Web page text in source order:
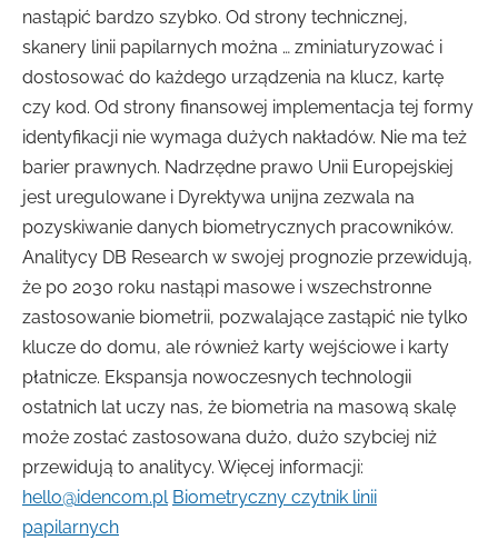
nastąpić bardzo szybko. Od strony technicznej,
skanery linii papilarnych można … zminiaturyzować i
dostosować do każdego urządzenia na klucz, kartę
czy kod. Od strony finansowej implementacja tej formy
identyfikacji nie wymaga dużych nakładów. Nie ma też
barier prawnych. Nadrzędne prawo Unii Europejskiej
jest uregulowane i Dyrektywa unijna zezwala na
pozyskiwanie danych biometrycznych pracowników.
Analitycy DB Research w swojej prognozie przewidują,
że po 2030 roku nastąpi masowe i wszechstronne
zastosowanie biometrii, pozwalające zastąpić nie tylko
klucze do domu, ale również karty wejściowe i karty
płatnicze. Ekspansja nowoczesnych technologii
ostatnich lat uczy nas, że biometria na masową skalę
może zostać zastosowana dużo, dużo szybciej niż
przewidują to analitycy. Więcej informacji:
hello@idencom.pl Biometryczny czytnik linii
papilarnych